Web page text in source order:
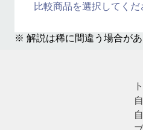
比較商品を選択してくだ
※ 解説は稀に間違う場合があ